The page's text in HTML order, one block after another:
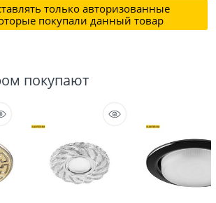
только авторизованные
покупали данный товар
покупают